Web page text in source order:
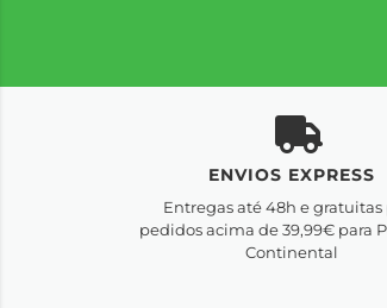
ENVIOS EXPRESS
Entregas até 48h e gratuitas
pedidos acima de 39,99€ para
Continental